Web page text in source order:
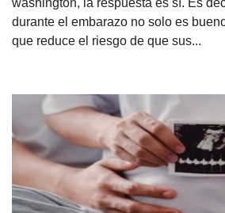
washington, la respuesta es sí. Es
durante el embarazo no solo es
que reduce el riesgo de que sus...